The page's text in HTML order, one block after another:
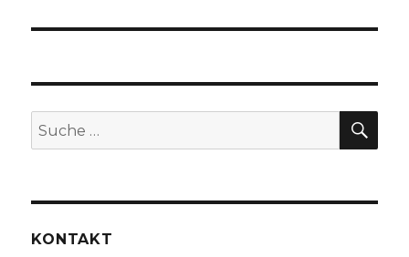
Suche
nach:
KONTAKT